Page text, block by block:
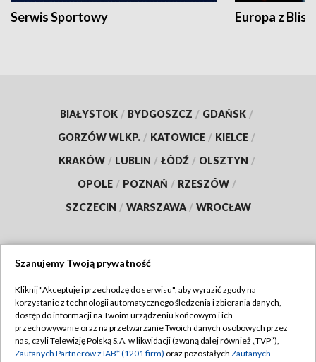
Serwis Sportowy Europa z
BIAŁYSTOK / BYDGOSZCZ / GDAŃSK /
GORZÓW WLKP. / KATOWICE / KIELCE /
KRAKÓW / LUBLIN / ŁÓDŹ / OLSZTYN /
OPOLE / POZNAŃ / RZESZÓW /
SZCZECIN / WARSZAWA / WROCŁAW
TVP
Abonament TVP
Emisja w TVP
Regulamin TVP
Polityka prywatności
Szanujemy Twoją prywatność
Kliknij "Akceptuję i przechodzę do serwisu", aby wyrazić zgody na
korzystanie z technologii automatycznego śledzenia i zbierania danych,
dostęp do informacji na Twoim urządzeniu końcowym i ich
przechowywanie oraz na przetwarzanie Twoich danych osobowych przez
nas, czyli Telewizję Polską S.A. w likwidacji (zwaną dalej również „TVP”),
Zaufanych Partnerów z IAB* (1201 firm) oraz pozostałych Zaufanych